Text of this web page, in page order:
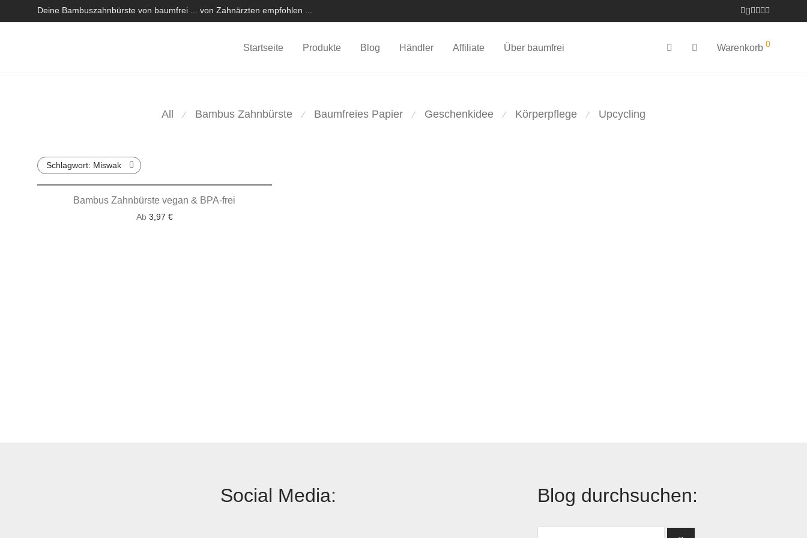
Deine Bambuszahnbürste von baumfrei ... von Zahnärzten empfohlen ...
Startseite Produkte Blog Händler Affiliate Über baumfrei Warenkorb 0
All ⁄ Bambus Zahnbürste ⁄ Baumfreies Papier ⁄ Geschenkidee ⁄ Körperpflege ⁄ Upcycling
Schlagwort: Miswak
Bambus Zahnbürste vegan & BPA-frei
Ab 3,97 €
Social Media: Blog durchsuchen: